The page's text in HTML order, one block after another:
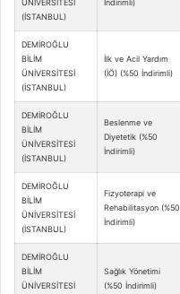
ÜNİVERSİTESİ
(İSTANBUL)
İndirimli)
DEMİROĞLU
BİLİM
ÜNİVERSİTESİ
(İSTANBUL)
İlk ve Acil Yardım
(İÖ) (%50 İndirimli)
DEMİROĞLU
BİLİM
ÜNİVERSİTESİ
(İSTANBUL)
Beslenme ve
Diyetetik (%50
İndirimli)
DEMİROĞLU
BİLİM
ÜNİVERSİTESİ
(İSTANBUL)
Fizyoterapi ve
Rehabilitasyon (%50
İndirimli)
DEMİROĞLU
BİLİM
ÜNİVERSİTESİ
Sağlık Yönetimi
(%50 İndirimli)